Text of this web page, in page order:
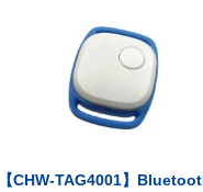
【CHW-TAG4001】